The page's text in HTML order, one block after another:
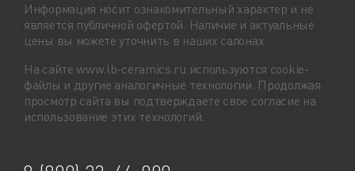
Информация носит ознакомительный характер и не
является публичной офертой. Наличие и актуальные
цены вы можете уточнить в наших салонах.
На сайте www.lb-ceramics.ru используются coоkie-
файлы и другие аналогичные технологии. Продолжая
просмотр сайта вы подтверждаете свое согласие на
использование этих технологий.